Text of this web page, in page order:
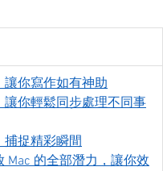
你寫作如有神助
讓你輕鬆同步處理不同事
捉精彩瞬間
Mac 的全部潛力，讓你效